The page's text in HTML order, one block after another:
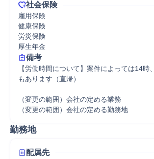
社会保険
雇用保険
健康保険
労災保険
厚生年金
備考
【労働時間について】案件によっては14時
もあります（直帰）
（変更の範囲）会社の定める業務
（変更の範囲）会社の定める勤務地
勤務地
配属先